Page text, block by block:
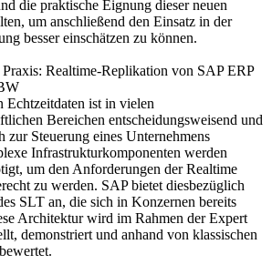
die praktische Eignung dieser neuen
um anschließend den Einsatz in der
besser einschätzen zu können.
Realtime-Replikation von SAP ERP
Echtzeitdaten ist in vielen
Bereichen entscheidungsweisend und
zur Steuerung eines Unternehmens
Infrastrukturkomponenten werden
um den Anforderungen der Realtime
zu werden. SAP bietet diesbezüglich
SLT an, die sich in Konzernen bereits
Architektur wird im Rahmen der Expert
demonstriert und anhand von klassischen